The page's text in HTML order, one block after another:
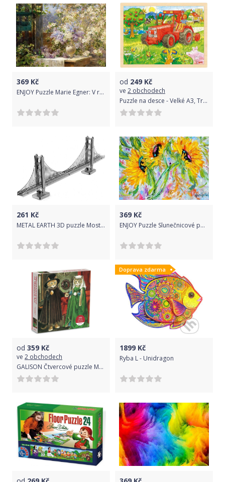
369 Kč
ENJOY Puzzle Marie Egner: V rozkvetlém altánu 1000 dílků
od 249 Kč
ve 2 obchodech
Puzzle na desce - Velké A3, Traktor, 96ks (Goki)
261 Kč
METAL EARTH 3D puzzle Most Golden Gate
369 Kč
ENJOY Puzzle Slunečnicové potěšení 1000 dílků
od 359 Kč
ve 2 obchodech
GALISON Čtvercové puzzle Meowsterpiece: Arnolfiniho manželství 500 dílků
Doprava zdarma
1899 Kč
Ryba L - Unidragon